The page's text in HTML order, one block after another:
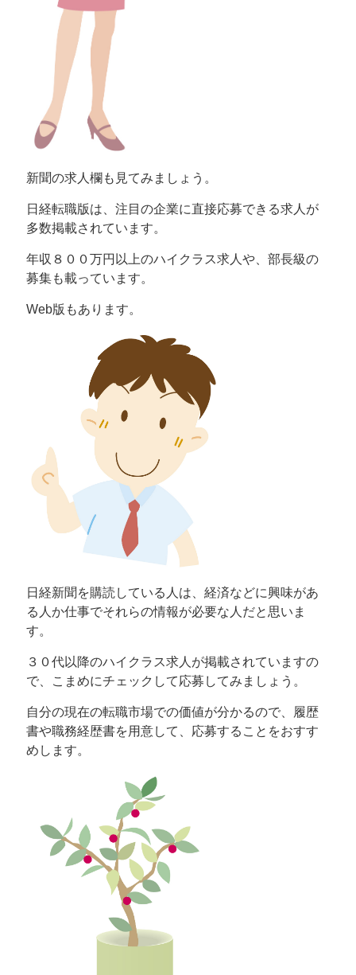
新聞の求人欄も見てみましょう。
日経転職版は、注目の企業に直接応募できる求人が
多数掲載されています。
年収８００万円以上のハイクラス求人や、部長級の
募集も載っています。
Web版もあります。
日経新聞を購読している人は、経済などに興味があ
る人か仕事でそれらの情報が必要な人だと思いま
す。
３０代以降のハイクラス求人が掲載されていますの
で、こまめにチェックして応募してみましょう。
自分の現在の転職市場での価値が分かるので、履歴
書や職務経歴書を用意して、応募することをおすす
めします。